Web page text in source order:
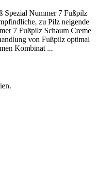
Spezial Nummer 7 Fußpilz
zu Pilz neigende
7 Fußpilz Schaum Creme
von Fußpilz optimal
Kombinat ...